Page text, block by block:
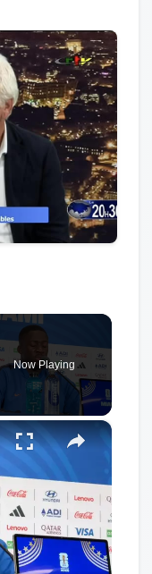
Now Playing
×